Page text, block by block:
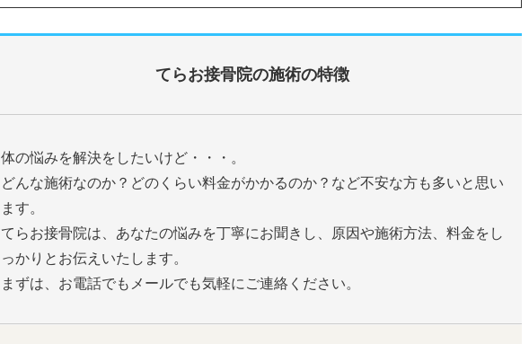
てらお接骨院の施術の特徴
体の悩みを解決をしたいけど・・・。
どんな施術なのか？どのくらい料金がかかるのか？など不安な方も多いと思い
ます。
てらお接骨院は、あなたの悩みを丁寧にお聞きし、原因や施術方法、料金をし
っかりとお伝えいたします。
まずは、お電話でもメールでも気軽にご連絡ください。